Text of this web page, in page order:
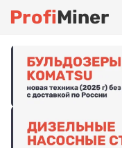
ProfiMiner